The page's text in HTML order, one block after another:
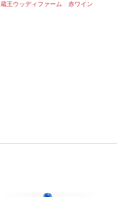
蔵王ウッディファーム 赤ワイン